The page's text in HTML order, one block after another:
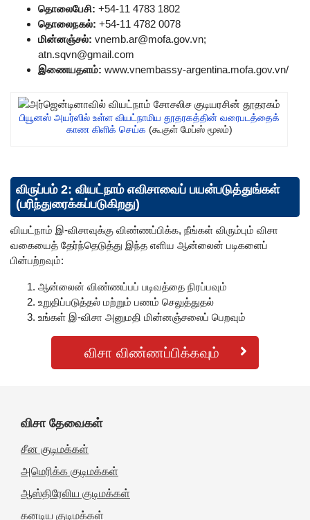
தொலைபேசி: +54-11 4783 1802
தொலைநகல்: +54-11 4782 0078
மின்னஞ்சல்: vnemb.ar@mofa.gov.vn;
atn.sqvn@gmail.com
இணையதளம்: www.vnembassy-argentina.mofa.gov.vn/
பியூனஸ் அயர்ஸில் உள்ள வியட்நாமிய தூதரகத்தின் வரைபடத்தைக்
காண கிளிக் செய்க (கூகுள் மேப்ஸ் மூலம்)
விருப்பம் 2: வியட்நாம் எவிசாவைப் பயன்படுத்துங்கள்
(பரிந்துரைக்கப்படுகிறது)
வியட்நாம் இ-விசாவுக்கு விண்ணப்பிக்க, நீங்கள் விரும்பும் விசா
வகையைத் தேர்ந்தெடுத்து இந்த எளிய ஆன்லைன் படிகளைப்
பின்பற்றவும்:
ஆன்லைன் விண்ணப்பப் படிவத்தை நிரப்பவும்
உறுதிப்படுத்தல் மற்றும் பணம் செலுத்துதல்
உங்கள் இ-விசா அனுமதி மின்னஞ்சலைப் பெறவும்
விசா விண்ணப்பிக்கவும்
விசா தேவைகள்
சீன குடிமக்கள்
அமெரிக்க குடிமக்கள்
ஆஸ்திரேலிய குடிமக்கள்
கனடிய குடிமக்கள்